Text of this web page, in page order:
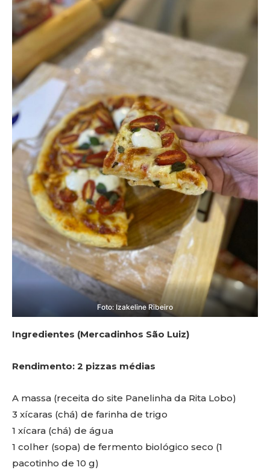
Foto: Izakeline Ribeiro
Ingredientes (Mercadinhos São Luiz)
Rendimento: 2 pizzas médias
A massa (receita do site Panelinha da Rita Lobo)
3 xícaras (chá) de farinha de trigo
1 xícara (chá) de água
1 colher (sopa) de fermento biológico seco (1
pacotinho de 10 g)